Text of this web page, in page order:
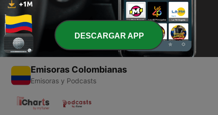
09 mayo 2020
Emisoras Colombianas
Emisoras y Podcasts
DESCARGAR APP